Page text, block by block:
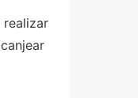
realizar